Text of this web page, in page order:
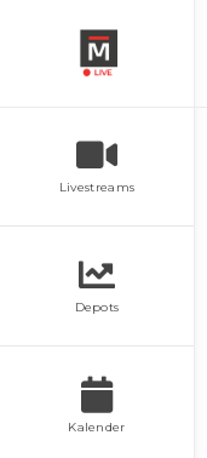
Livestreams
Depots
Kalender